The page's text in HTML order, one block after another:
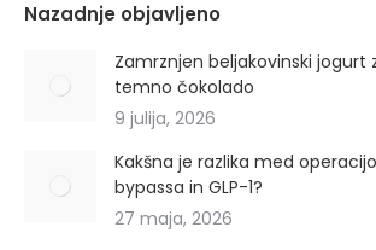
Nazadnje objavljeno
Zamrznjen beljakovinski jogurt
temno čokolado
9 julija, 2026
Kakšna je razlika med
bypassa in GLP-1?
27 maja, 2026